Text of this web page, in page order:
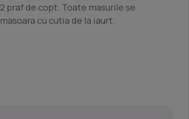
2 praf de copt. Toate masurile se
masoara cu cutia de la iaurt.